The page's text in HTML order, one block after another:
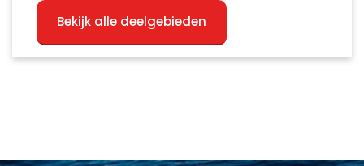
Bekijk alle deelgebieden